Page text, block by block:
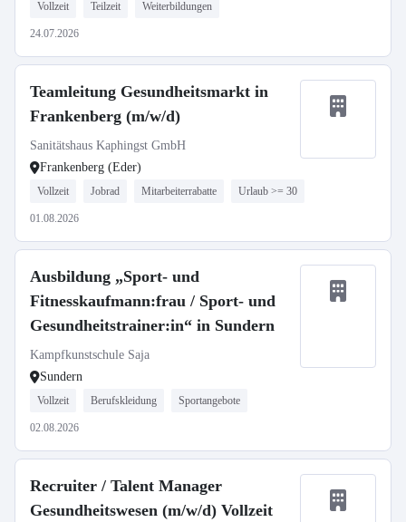
Vollzeit Teilzeit Weiterbildungen
24.07.2026
Teamleitung Gesundheitsmarkt in
Frankenberg (m/w/d)
Sanitätshaus Kaphingst GmbH
Frankenberg (Eder)
Vollzeit Jobrad Mitarbeiterrabatte Urlaub >= 30
01.08.2026
Ausbildung „Sport- und
Fitnesskaufmann:frau / Sport- und
Gesundheitstrainer:in“ in Sundern
Kampfkunstschule Saja
Sundern
Vollzeit Berufskleidung Sportangebote
02.08.2026
Recruiter / Talent Manager
Gesundheitswesen (m/w/d) Vollzeit